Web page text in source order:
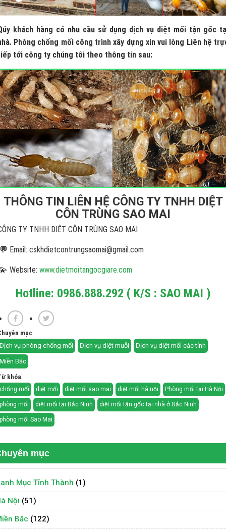
mục
Mục Tỉnh Thành (1)
Nội (51)
Bắc (122)
khách hàng có nhu cầu sử dụng dịch vụ diệt mối tận gốc
Phòng chống mối công trình xây dựng xin vui lòng Liên hệ
tới công ty chúng tôi theo thông tin sau:
THÔNG TIN LIÊN HỆ CÔNG TY TNHH DIỆT
CÔN TRÙNG SAO MAI
TY TNHH DIỆT CÔN TRÙNG SAO MAI
Email: cskhdietcontrungsaomai@gmail.com
Website: www.dietmoitangocgiare.com
Hotline: 0986.888.292 ( K/S : SAO MAI )
mục:
Dịch vụ phòng chống mối Dịch vụ diệt muỗi Dịch vụ diệt mối các tỉnh
Miền Bắc
khóa:
chống mối diệt mối diệt mối sao mai diệt mối hà nội Phòng mối tại Hà Nội
phòng mối diệt mối tại Bắc Ninh diệt mối tận gốc tại nhà ở Bắc Ninh
phòng mối Sao Mai